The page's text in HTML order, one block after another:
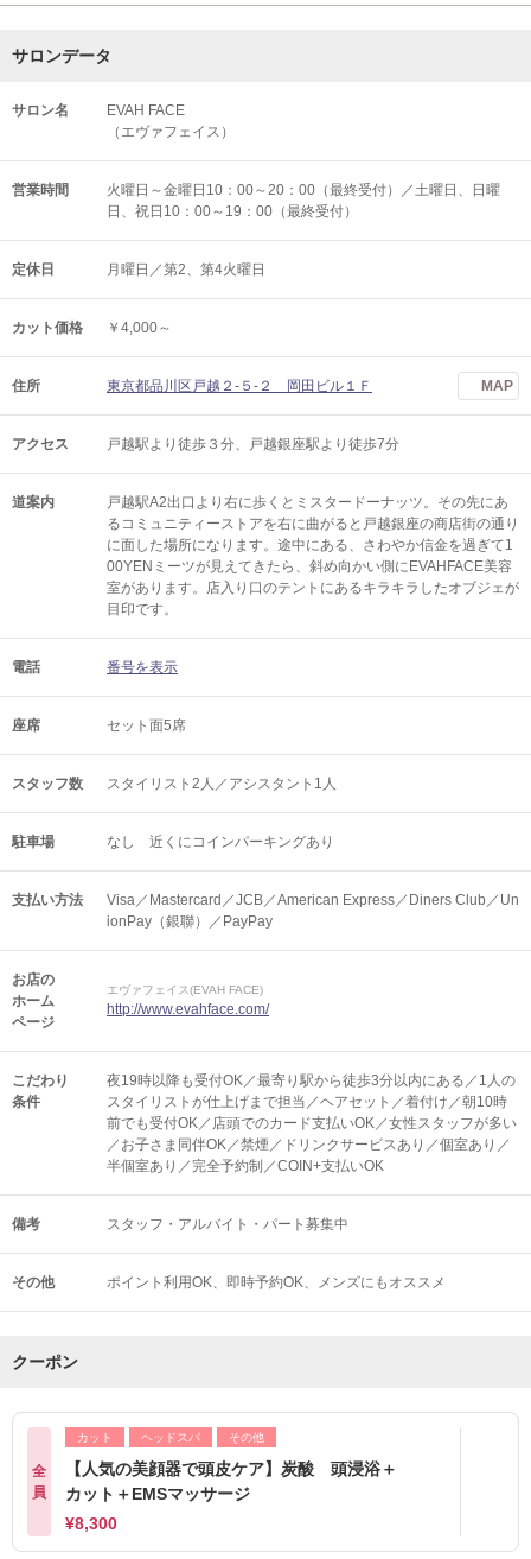
サロンデータ
サロン名
EVAH FACE
（エヴァフェイス）
営業時間
火曜日～金曜日10：00～20：00（最終受付）／土曜日、日曜
日、祝日10：00～19：00（最終受付）
定休日 月曜日／第2、第4火曜日
カット価格 ￥4,000～
住所 東京都品川区戸越２‐５-２ 岡田ビル１Ｆ MAP
アクセス 戸越駅より徒歩３分、戸越銀座駅より徒歩7分
道案内
戸越駅A2出口より右に歩くとミスタードーナッツ。その先にあ
るコミュニティーストアを右に曲がると戸越銀座の商店街の通り
に面した場所になります。途中にある、さわやか信金を過ぎて1
00YENミーツが見えてきたら、斜め向かい側にEVAHFACE美容
室があります。店入り口のテントにあるキラキラしたオブジェが
目印です。
電話 番号を表示
座席 セット面5席
スタッフ数 スタイリスト2人／アシスタント1人
駐車場 なし 近くにコインパーキングあり
支払い方法
Visa／Mastercard／JCB／American Express／Diners Club／Un
ionPay（銀聯）／PayPay
お店の
ホーム
ページ
エヴァフェイス(EVAH FACE)
http://www.evahface.com/
こだわり
条件
夜19時以降も受付OK／最寄り駅から徒歩3分以内にある／1人の
スタイリストが仕上げまで担当／ヘアセット／着付け／朝10時
前でも受付OK／店頭でのカード支払いOK／女性スタッフが多い
／お子さま同伴OK／禁煙／ドリンクサービスあり／個室あり／
半個室あり／完全予約制／COIN+支払いOK
備考 スタッフ・アルバイト・パート募集中
その他 ポイント利用OK 即時予約OK メンズにもオススメ
クーポン
全
員
カット ヘッドスパ その他
【人気の美顔器で頭皮ケア】炭酸 頭浸浴＋
カット＋EMSマッサージ
¥8,300